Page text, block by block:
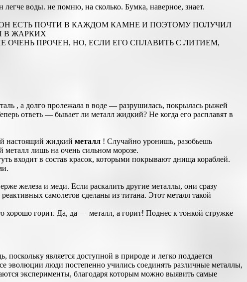
воды. не помню, на сколько. Бумка, наверное, знает.
ОН ЕСТЬ ПОЧТИ В КАЖДОМ КАМНЕ И ПОЭТОМУ ПОЛУЧИЛ
В ЖАРКИХ
ПРОЧЕН, НО, ЕСЛИ ЕГО СПЛАВИТЬ С ЛИТИЕМ,
, а долго пролежала в воде — разрушилась, покрылась рыжей
ответь — бывает ли металл жидкий? Не когда его расплавят в
настоящий жидкий металл ! Случайно уронишь, разобьешь
лишь на очень сильном морозе.
входит в состав красок, которыми покрывают днища кораблей.
железа и меди. Если раскалить другие металлы, они сразу
самолетов сделаны из титана. Этот металл такой
хорошо горит. Да, да — металл, а горит! Поднес к тонкой стружке
поскольку является доступной в природе и легко поддается
эволюции люди постепенно учились соединять различные металлы,
эксперименты, благодаря которым можно выявить самые